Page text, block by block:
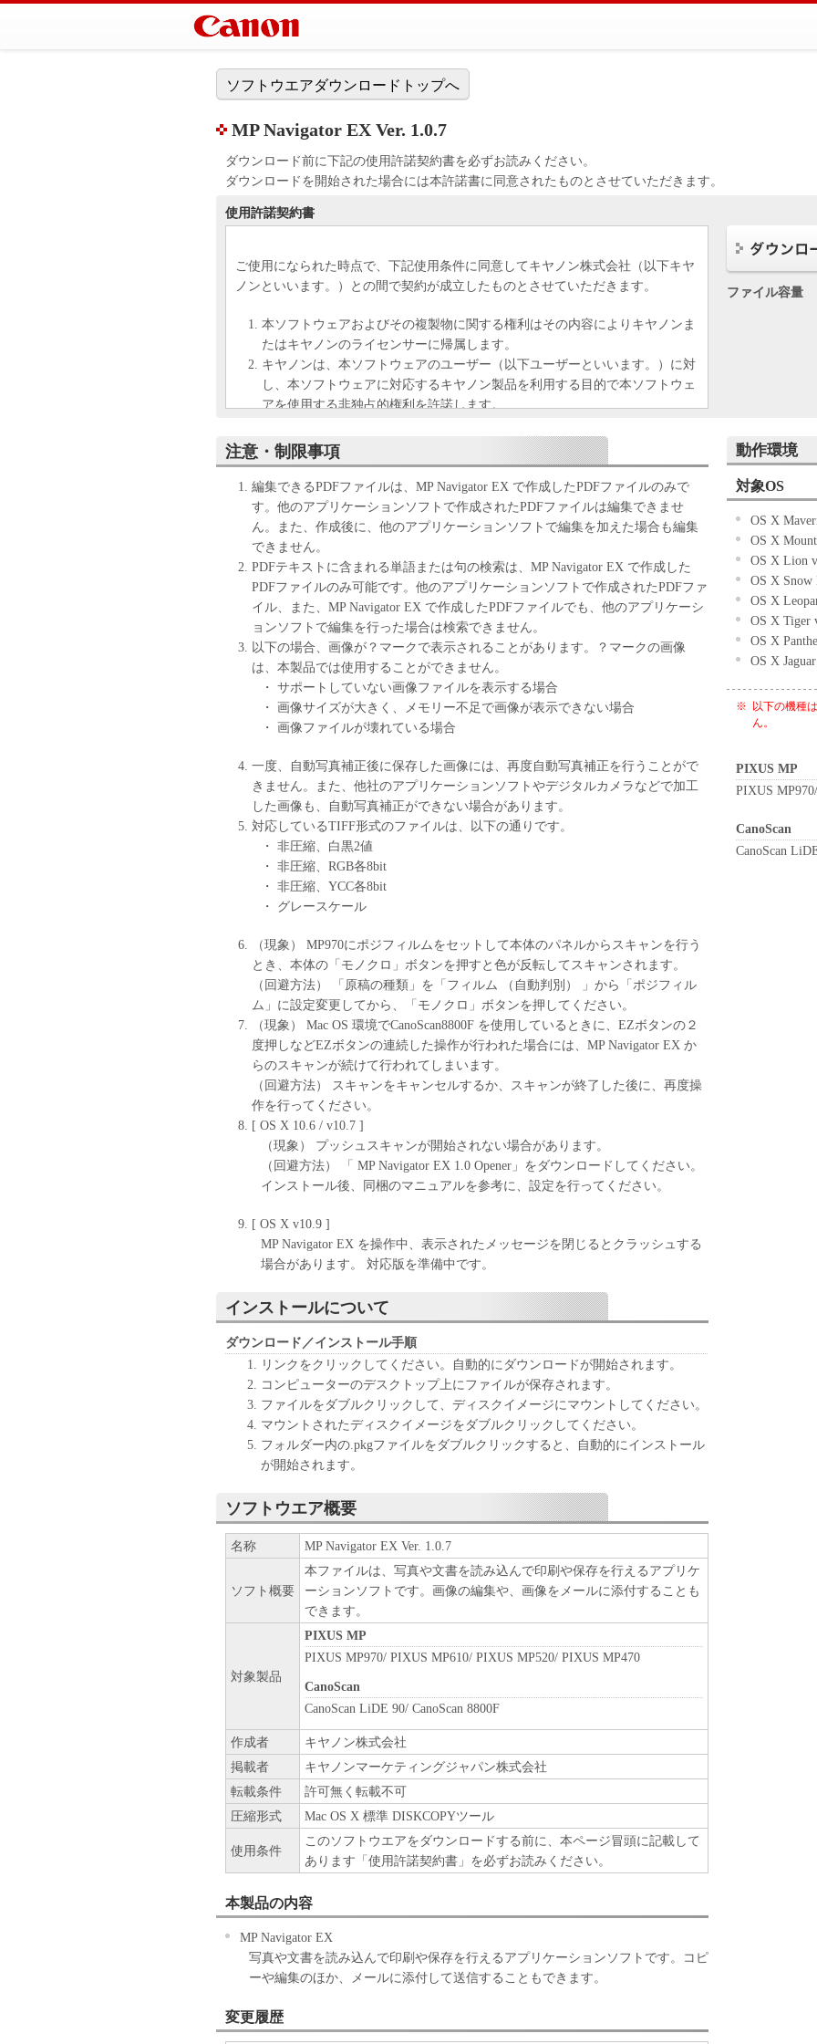
ソフトウエアダウンロードトップへ
MP Navigator EX Ver. 1.0.7
ダウンロード前に下記の使用許諾契約書を必ずお読みください。
ダウンロードを開始された場合には本許諾書に同意されたものとさせていただきます。
使用許諾契約書
ご使用になられた時点で、下記使用条件に同意してキヤノン株式会社（以下キヤ
ノンといいます。）との間で契約が成立したものとさせていただきます。
本ソフトウェアおよびその複製物に関する権利はその内容によりキヤノンま
たはキヤノンのライセンサーに帰属します。
キヤノンは、本ソフトウェアのユーザー（以下ユーザーといいます。）に対
し、本ソフトウェアに対応するキヤノン製品を利用する目的で本ソフトウェ
アを使用する非独占的権利を許諾します。
ンジニアリング、逆コンパイルまたは逆アセンブル等することはできませ
ん。
キヤノン、キヤノンマーケティングジャパン株式会社およびキヤノンのライ
センサーは、本ソフトウェアがユーザーの特定の目的のために適当であるこ
と、もしくは有用であること、または本ソフトウェアに瑕疵がないこと、そ
の他本ソフトウェアに関していかなる保証もいたしません。
キヤノン、キヤノンマーケティングジャパン株式会社およびキヤノンのライ
センサーは、本ソフトウェアの使用に付随または関連して生ずる直接的また
は間接的な損失、損害等について、いかなる場合においても一切の責任を負
いません。
ユーザーは、日本国政府または該当国の政府より必要な許可等を得ることな
しに、本ソフトウェアの全部または一部を、直接または間接に輸出してはな
りません。
ファイル容量
注意・制限事項
編集できるPDFファイルは、MP Navigator EX で作成したPDFファイルのみで
す。他のアプリケーションソフトで作成されたPDFファイルは編集できませ
ん。また、作成後に、他のアプリケーションソフトで編集を加えた場合も編集
できません。
PDFテキストに含まれる単語または句の検索は、MP Navigator EX で作成した
PDFファイルのみ可能です。他のアプリケーションソフトで作成されたPDFファ
イル、また、MP Navigator EX で作成したPDFファイルでも、他のアプリケーシ
ョンソフトで編集を行った場合は検索できません。
以下の場合、画像が？マークで表示されることがあります。？マークの画像
は、本製品では使用することができません。
・ サポートしていない画像ファイルを表示する場合
・ 画像サイズが大きく、メモリー不足で画像が表示できない場合
・ 画像ファイルが壊れている場合
一度、自動写真補正後に保存した画像には、再度自動写真補正を行うことがで
きません。また、他社のアプリケーションソフトやデジタルカメラなどで加工
した画像も、自動写真補正ができない場合があります。
対応しているTIFF形式のファイルは、以下の通りです。
・ 非圧縮、白黒2値
・ 非圧縮、RGB各8bit
・ 非圧縮、YCC各8bit
・ グレースケール
（現象） MP970にポジフィルムをセットして本体のパネルからスキャンを行う
とき、本体の「モノクロ」ボタンを押すと色が反転してスキャンされます。
（回避方法） 「原稿の種類」を「フィルム （自動判別） 」から「ポジフィル
ム」に設定変更してから、「モノクロ」ボタンを押してください。
（現象） Mac OS 環境でCanoScan8800F を使用しているときに、EZボタンの２
度押しなどEZボタンの連続した操作が行われた場合には、MP Navigator EX か
らのスキャンが続けて行われてしまいます。
（回避方法） スキャンをキャンセルするか、スキャンが終了した後に、再度操
作を行ってください。
[ OS X 10.6 / v10.7 ]
（現象） プッシュスキャンが開始されない場合があります。
（回避方法） 「 MP Navigator EX 1.0 Opener」をダウンロードしてください。
インストール後、同梱のマニュアルを参考に、設定を行ってください。
[ OS X v10.9 ]
MP Navigator EX を操作中、表示されたメッセージを閉じるとクラッシュする
場合があります。 対応版を準備中です。
インストールについて
ダウンロード／インストール手順
リンクをクリックしてください。自動的にダウンロードが開始されます。
コンピューターのデスクトップ上にファイルが保存されます。
ファイルをダブルクリックして、ディスクイメージにマウントしてください。
マウントされたディスクイメージをダブルクリックしてください。
フォルダー内の.pkgファイルをダブルクリックすると、自動的にインストール
が開始されます。
ソフトウエア概要
名称 MP Navigator EX Ver. 1.0.7
ソフト概要
本ファイルは、写真や文書を読み込んで印刷や保存を行えるアプリケ
ーションソフトです。画像の編集や、画像をメールに添付することも
できます。
対象製品
PIXUS MP
PIXUS MP970/ PIXUS MP610/ PIXUS MP520/ PIXUS MP470
CanoScan
CanoScan LiDE 90/ CanoScan 8800F
作成者
キヤノン株式会社
掲載者
キヤノンマーケティングジャパン株式会社
転載条件
許可無く転載不可
圧縮形式
Mac OS X 標準 DISKCOPYツール
使用条件
このソフトウエアをダウンロードする前に、本ページ冒頭に記載して
あります「使用許諾契約書」を必ずお読みください。
本製品の内容
MP Navigator EX
写真や文書を読み込んで印刷や保存を行えるアプリケーションソフトです。コピ
ーや編集のほか、メールに添付して送信することもできます。
変更履歴
動作環境
対象OS
OS X
OS X
OS X Lion
OS X Snow
OS X
OS X Tiger
OS X
OS X
※
以下の機種
ん。
PIXUS MP
PIXUS
CanoScan
CanoScan